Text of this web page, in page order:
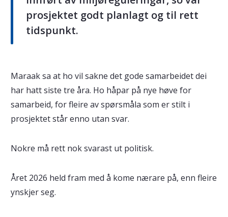
prosjektet godt planlagt og til rett
tidspunkt.
Maraak sa at ho vil sakne det gode samarbeidet dei
har hatt siste tre åra. Ho håpar på nye høve for
samarbeid, for fleire av spørsmåla som er stilt i
prosjektet står enno utan svar.
Nokre må rett nok svarast ut politisk.
Året 2026 held fram med å kome nærare på, enn fleire
ynskjer seg.